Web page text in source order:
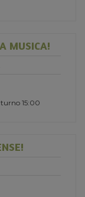
MUSICA!
15:00